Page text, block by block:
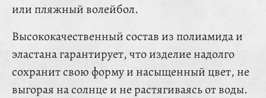
или пляжный волейбол.
Высококачественный состав из полиамида и
эластана гарантирует, что изделие надолго
сохранит свою форму и насыщенный цвет, не
выгорая на солнце и не растягиваясь от воды.